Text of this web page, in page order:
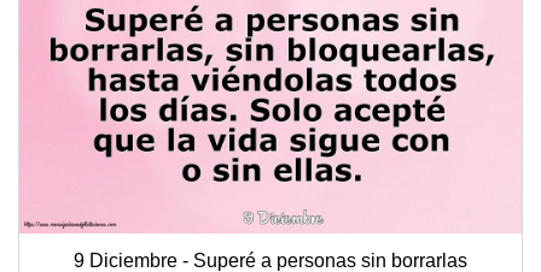
9 Diciembre - Superé a personas sin borrarlas